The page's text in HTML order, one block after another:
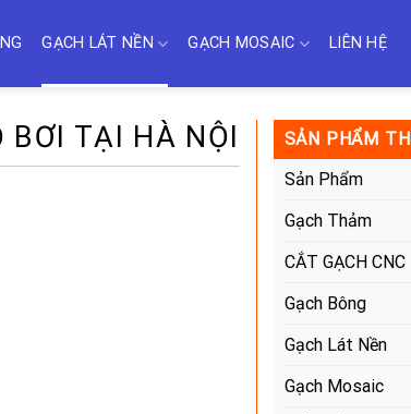
GẠCH LÁT NỀN GẠCH MOSAIC LIÊN HỆ
BƠI TẠI HÀ NỘI
SẢN PHẨM
Sản Phẩm
Gạch Thảm
CẮT GẠCH CNC
Gạch Bông
Gạch Lát Nền
Gạch Mosaic